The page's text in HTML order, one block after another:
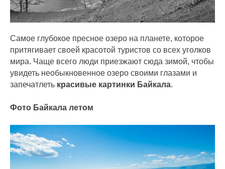
Самое глубокое пресное озеро на планете, которое
притягивает своей красотой туристов со всех уголков
мира. Чаще всего люди приезжают сюда зимой, чтобы
увидеть необыкновенное озеро своими глазами и
запечатлеть красивые картинки Байкала.
Фото Байкала летом